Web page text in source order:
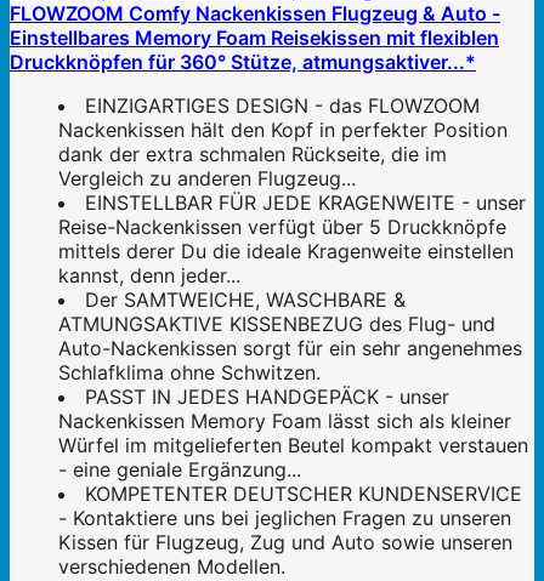
FLOWZOOM Comfy Nackenkissen Flugzeug & Auto -
Einstellbares Memory Foam Reisekissen mit flexiblen
Druckknöpfen für 360° Stütze, atmungsaktiver...*
EINZIGARTIGES DESIGN - das FLOWZOOM
Nackenkissen hält den Kopf in perfekter Position
dank der extra schmalen Rückseite, die im
Vergleich zu anderen Flugzeug...
EINSTELLBAR FÜR JEDE KRAGENWEITE - unser
Reise-Nackenkissen verfügt über 5 Druckknöpfe
mittels derer Du die ideale Kragenweite einstellen
kannst, denn jeder...
Der SAMTWEICHE, WASCHBARE &
ATMUNGSAKTIVE KISSENBEZUG des Flug- und
Auto-Nackenkissen sorgt für ein sehr angenehmes
Schlafklima ohne Schwitzen.
PASST IN JEDES HANDGEPÄCK - unser
Nackenkissen Memory Foam lässt sich als kleiner
Würfel im mitgelieferten Beutel kompakt verstauen
- eine geniale Ergänzung...
KOMPETENTER DEUTSCHER KUNDENSERVICE
- Kontaktiere uns bei jeglichen Fragen zu unseren
Kissen für Flugzeug, Zug und Auto sowie unseren
verschiedenen Modellen.